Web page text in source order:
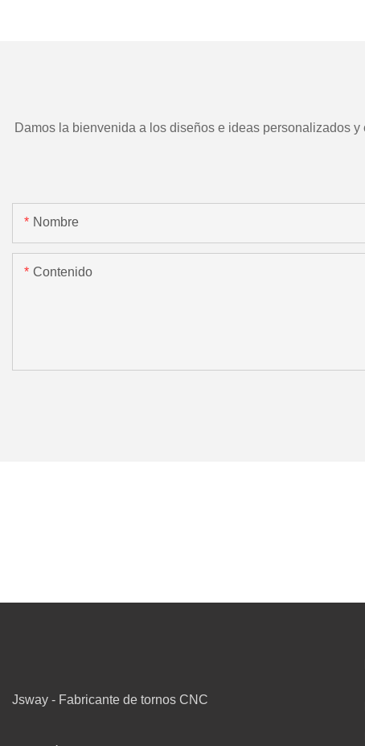
Damos la bienvenida a los diseños e ideas personalizados
Nombre
Contenido
Jsway - Fabricante de tornos CNC